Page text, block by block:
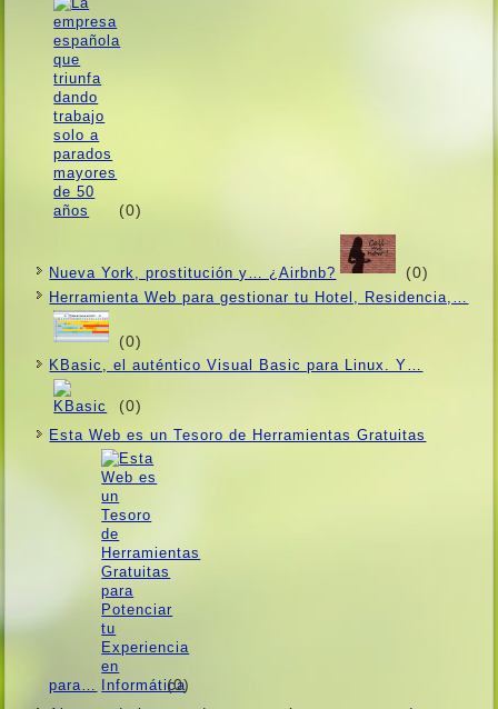
(0)
Nueva York, prostitución y… ¿Airbnb? (0)
Herramienta Web para gestionar tu Hotel, Residencia,…
(0)
KBasic, el auténtico Visual Basic para Linux. Y…
(0)
Esta Web es un Tesoro de Herramientas Gratuitas
para… (0)